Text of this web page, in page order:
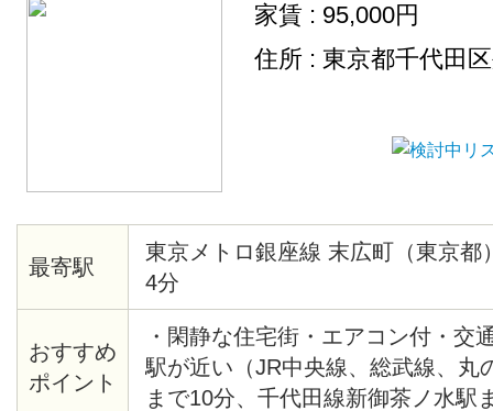
家賃 : 95,000円
住所 : 東京都千代田
最寄駅
東京メトロ銀座線 末広町（東京
4分
おすすめ
ポイント
・閑静な住宅街・エアコン付・交
駅が近い（JR中央線、総武線、丸
まで10分、千代田線新御茶ノ水駅